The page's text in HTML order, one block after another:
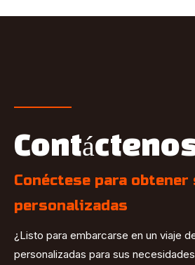
Conéctese para
personalizadas
¿Listo para embarcarse en un viaje
personalizadas para sus